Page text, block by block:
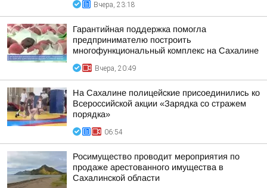
Вчера, 23:18
Гарантийная поддержка помогла
предпринимателю построить
многофункциональный комплекс на Сахалине
Вчера, 20:49
На Сахалине полицейские присоединились ко
Всероссийской акции «Зарядка со стражем
порядка»
06:54
Росимущество проводит мероприятия по
продаже арестованного имущества в
Сахалинской области